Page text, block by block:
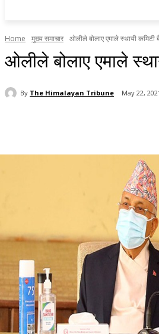
Home मुख्य समाचार ओलीले बोलाए एमाले स्थायी कमिटी
ओलीले बोलाए एमाले
By The Himalayan Tribune May 22,